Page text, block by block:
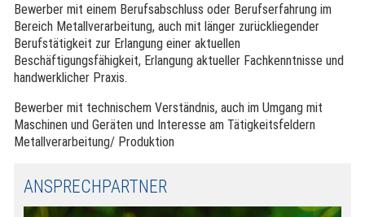
Bewerber mit einem Berufsabschluss oder Berufserfahrung im
Bereich Metallverarbeitung, auch mit länger zurückliegender
Berufstätigkeit zur Erlangung einer aktuellen
Beschäftigungsfähigkeit, Erlangung aktueller Fachkenntnisse und
handwerklicher Praxis.
Bewerber mit technischem Verständnis, auch im Umgang mit
Maschinen und Geräten und Interesse am Tätigkeitsfeldern
Metallverarbeitung/ Produktion
ANSPRECHPARTNER